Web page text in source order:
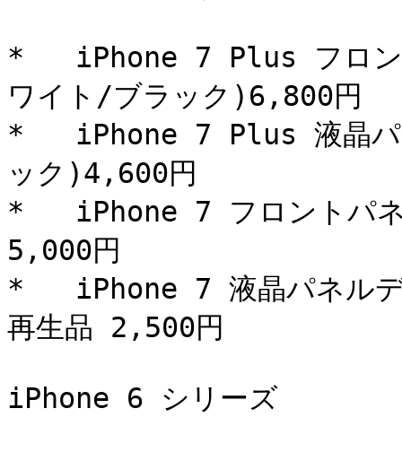
*   iPhone 7 Plus フロン
ワイト/ブラック)6,800円
*   iPhone 7 Plus 液晶パ
ック)4,600円
*   iPhone 7 フロントパネ
5,000円
*   iPhone 7 液晶パネル
再生品 2,500円
iPhone 6 シリーズ